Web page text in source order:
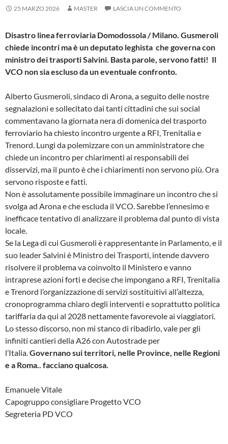
25 MARZO 2026 MASTER LASCIA UN COMMENTO
Disastro linea ferroviaria Domodossola / Milano. Gusmeroli
chiede incontri ma è un deputato leghista che governa con
ministro dei trasporti Salvini. Basta parole, servono fatti! Il
VCO non sia escluso da un eventuale confronto.
Alberto Gusmeroli, sindaco di Arona, a seguito delle nostre
segnalazioni e sollecitato dai tanti cittadini che sui social
commentavano la giornata nera di domenica del trasporto
ferroviario ha chiesto incontro urgente a RFI, Trenitalia e
Trenord. Lungi da polemizzare con un amministratore che
chiede un incontro per chiarimenti ai responsabili dei
disservizi, ma il punto è che i chiarimenti non servono più. Ora
servono risposte e fatti.
Non è assolutamente possibile immaginare un incontro che si
svolga ad Arona e che escluda il VCO. Sarebbe l’ennesimo e
inefficace tentativo di analizzare il problema dal punto di vista
locale.
Se la Lega di cui Gusmeroli è rappresentante in Parlamento, e il
suo leader Salvini è Ministro dei Trasporti, intende davvero
risolvere il problema va coinvolto il Ministero e vanno
intraprese azioni forti e decise che impongano a RFI, Trenitalia
e Trenord l’organizzazione di servizi sostituitivi all’altezza,
cronoprogramma chiaro degli interventi e soprattutto politica
tariffaria da qui al 2028 nettamente favorevole ai viaggiatori.
Lo stesso discorso, non mi stanco di ribadirlo, vale per gli
infiniti cantieri della A26 con Autostrade per
l’Italia.Governano sui territori, nelle Province, nelle Regioni
e a Roma.. facciano qualcosa.
Emanuele Vitale
Capogruppo consigliare Progetto VCO
Segreteria PD VCO